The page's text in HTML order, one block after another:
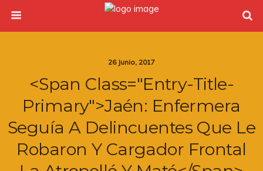
26 Junio, 2017
<span Class="entry-Title-
Primary">Jaén: Enfermera
Seguía A Delincuentes Que Le
Robaron Y Cargador Frontal